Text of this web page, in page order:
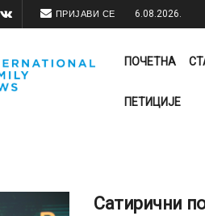
ПРИЈАВИ СЕ 6.08.2026.
ПОЧЕТНА
ПЕТИЦИЈЕ
Сатирични